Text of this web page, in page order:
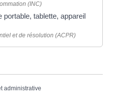
(INC)
tablette, appareil
et de résolution (ACPR)
administrative